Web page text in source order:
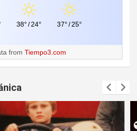
38°/24° 37°/25°
from Tiempo3.com